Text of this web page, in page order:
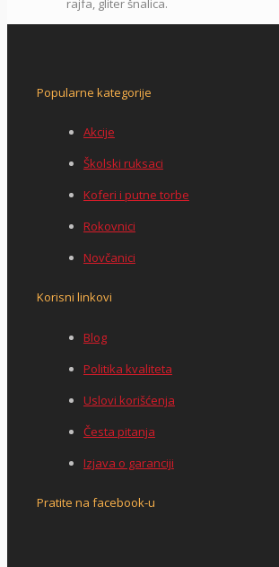
rajfa, gliter šnalica.
Popularne kategorije
Akcije
Školski ruksaci
Koferi i putne torbe
Rokovnici
Novčanici
Korisni linkovi
Blog
Politika kvaliteta
Uslovi korišćenja
Česta pitanja
Izjava o garanciji
Pratite na facebook-u